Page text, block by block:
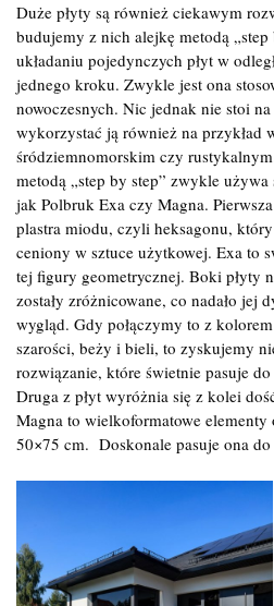
Duże płyty są również ciekawym
budujemy z nich alejkę metodą „step
układaniu pojedynczych płyt w
jednego kroku. Zwykle jest ona
nowoczesnych. Nic jednak nie stoi
wykorzystać ją również na przykład
śródziemnomorskim czy
metodą „step by step” zwykle
jak Polbruk Exa czy Magna.
plastra miodu, czyli heksagonu,
ceniony w sztuce użytkowej. Exa to
tej figury geometrycznej. Boki płyty
zostały zróżnicowane, co nadało jej
wygląd. Gdy połączymy to z
szarości, beży i bieli, to zyskujemy
rozwiązanie, które świetnie pasuje
Druga z płyt wyróżnia się z kolei
Magna to wielkoformatowe
50×75 cm. Doskonale pasuje ona do